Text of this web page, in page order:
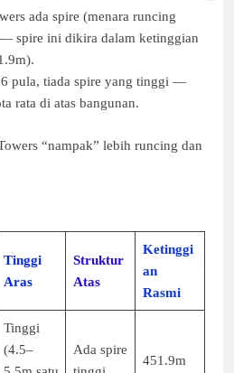
ada spire (menara runcing
spire ini dikira dalam ketinggian
pula, tiada spire yang tinggi —
rata di atas bangunan.
“nampak” lebih runcing dan
Tinggi
Aras
Struktur
Atas
Ketinggi
an
Rasmi
Tinggi
(4.5–
Ada spire
451.9m